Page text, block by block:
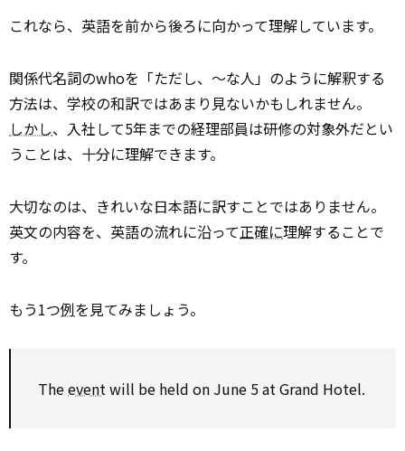
これなら、英語を前から後ろに向かって理解しています。
関係代名詞のwhoを「ただし、〜な人」のように解釈する
方法は、学校の和訳ではあまり見ないかもしれません。
しかし、入社して5年までの経理部員は研修の対象外だとい
うことは、十分に理解できます。
大切なのは、きれいな日本語に訳すことではありません。
英文の内容を、英語の流れに沿って正確に理解することで
す。
もう1つ例を見てみましょう。
Theeventwill be held on June 5 at Grand Hotel.